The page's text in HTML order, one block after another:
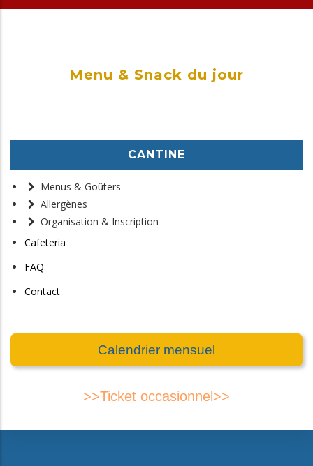
Menu & Snack du jour
CANTINE
Menus & Goûters
Allergènes
Organisation & Inscription
Cafeteria
FAQ
Contact
Calendrier mensuel
>>Ticket occasionnel>>